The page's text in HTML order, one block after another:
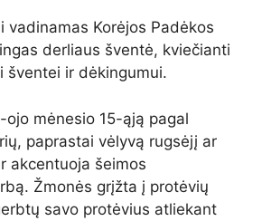
vadinamas Korėjos Padėkos
derliaus šventė, kviečianti
šventei ir dėkingumui.
ojo mėnesio 15-ąją pagal
paprastai vėlyvą rugsėjį ar
akcentuoja šeimos
Žmonės grįžta į protėvių
savo protėvius atliekant